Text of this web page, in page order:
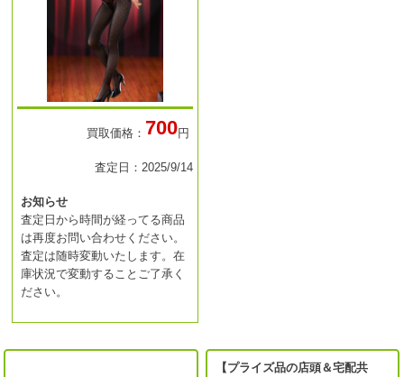
買取価格： 700円
査定日：2025/9/14
お知らせ
査定日から時間が経ってる商品
は再度お問い合わせください。
査定は随時変動いたします。在
庫状況で変動することご了承く
ださい。
【プライズ品の店頭＆宅配共